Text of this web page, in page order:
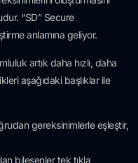
“SD” Secure
anlamına geliyor.
artık daha hızlı, daha
aşağıdaki başlıklar ile
gereksinimlerle eşleştir,
bileşenler tek tıkla